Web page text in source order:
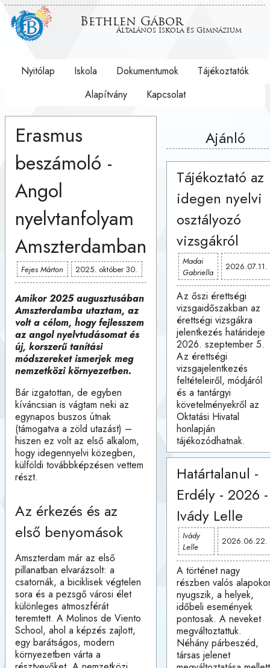
Bethlen Gábor
Általános Iskola és Gimnázium
Nyitólap Iskola Dokumentumok
Tájékoztatók
Alapítvány
Kapcsolat
Erasmus
beszámoló -
Angol
nyelvtanfolyam
Amszterdamban
Fejes Márton 2025. október 30.
Amikor 2025 augusztusában
Amszterdamba utaztam, az
volt a célom, hogy fejlesszem
az angol nyelvtudásomat és
új, korszerű tanítási
módszereket ismerjek meg
nemzetközi környezetben.
Bár izgatottan, de egyben
kíváncsian is vágtam neki az
egynapos buszos útnak
(támogatva a zöld utazást) –
hiszen ez volt az első alkalom,
hogy idegennyelvi közegben,
külföldi továbbképzésen vettem
részt.
Az érkezés és az
első benyomások
Amszterdam már az első
pillanatban elvarázsolt: a
csatornák, a biciklisek végtelen
sora és a pezsgő városi élet
különleges atmoszférát
teremtett. A Molinos de Viento
School, ahol a képzés zajlott,
egy barátságos, modern
környezetben várta a
Ajánló
Tájékoztató az
idegen nyelvi
osztályozó
vizsgákról
Madai
Gabriella
2026.07.11.
Az őszi érettségi
vizsgaidőszakban az
érettségi vizsgákra
jelentkezés határideje
2026. szeptember 5.
Az érettségi
vizsgajelentkezés
feltételeiről, módjáról
és a tantárgyi
követelményekről az
Oktatási Hivatal
honlapján
tájékozódhatnak.
Határtalanul -
Erdély - 2026 -
Ivády Lelle
Ivády
Lelle
2026.06.22.
A történet nagy
részben valós
nyugszik, a helyek,
időbeli események
pontosak. A neveket
megváltoztattuk.
Néhány párbeszéd,
társas jelenet